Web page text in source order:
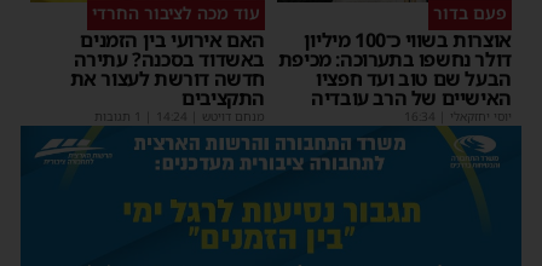
פעם בדור
אוצרות בשווי כ־100 מיליון
דולר נחשפו בתערוכה: מכיפת
הבעל שם טוב ועד חפציו
האישיים של הרב עובדיה
יוסי יחזקאלי 16:34
עוד מכה לציבור החרדי
האם אירועי בין הזמנים
באשדוד בסכנה? עתירה
חדשה דורשת לעצור את
התקציבים
מנחם דויטש 14:24